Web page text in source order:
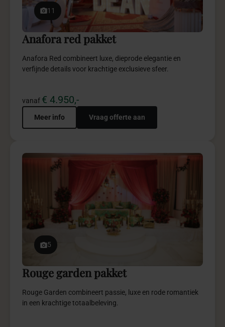
11
Anafora red pakket
Anafora Red combineert luxe, dieprode elegantie en
verfijnde details voor krachtige exclusieve sfeer.
vanaf € 4.950,-
Meer info Vraag offerte aan
5
Rouge garden pakket
Rouge Garden combineert passie, luxe en rode romantiek
in een krachtige totaalbeleving.